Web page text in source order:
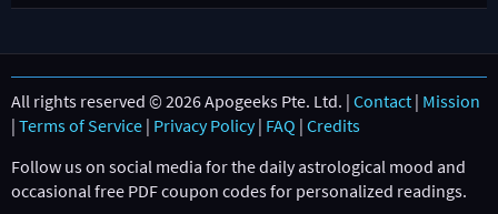
All rights reserved © 2026 Apogeeks Pte. Ltd. | Contact | Mission
| Terms of Service | Privacy Policy| FAQ | Credits
Follow us on social media for the daily astrological mood and
occasional free PDF coupon codes for personalized readings.